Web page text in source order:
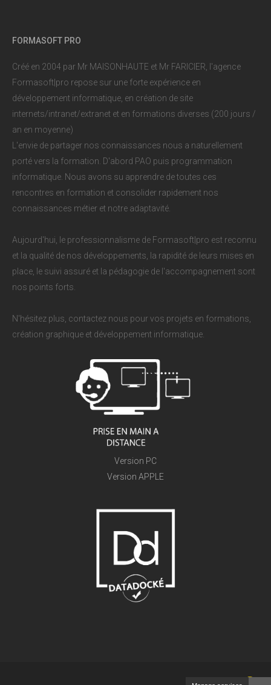
FORMASOFT PRO
Créé en 2004 par Mr MAISONHAUTE et Mr FARICIER, l'agence
Formasoft|pro repose sur une forte expérience en
développement informatique, en création de site
internets/intranet/extranet et en formations diverses (200 jours /
an en moyenne)
L'envie de partager nos connaissances nous a naturellement
porté vers la formation. D'abord PAO puis programmation
informatique. Nous avons su apprendre de toutes ces
rencontres en formation et consolider rapidement nos
connaissances métier et notre adaptavité.
Aujourd'hui, le professionnalisme de Formasoft|pro est reconnu
et la qualité de nos développements, la rapidité de leurs mises en
place, le suivi assuré et la pédagogie de l'accompagnement sont
nos points forts.
N'hésitez plus, contactez nous pour vos projets en formations,
création graphique et développement informatique.
Version PC
Version APPLE